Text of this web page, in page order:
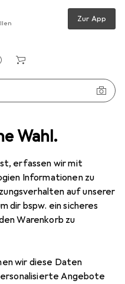
Wahl.
erfassen wir mit
Informationen zu
auf unserer
dir bspw. ein sicheres
Warenkorb zu
wir diese Daten
Angebote
Zur App
Intermec Ac USB Cable Itself
Itself
Mehr von Intermec